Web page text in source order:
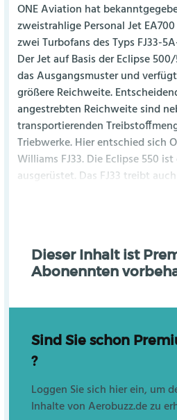
ONE Aviation hat
zweistrahlige Personal Jet
zwei Turbofans des Typs FJ33-
Der Jet auf Basis der Eclipse
das Ausgangsmuster und
größere Reichweite.
angestrebten Reichweite sind
transportierenden
Triebwerke. Hier entschied sich
Williams FJ33. Die Eclipse 550
ausgerüstet. Das FJ33 treibt auch
Dieser Inhalt ist
Abonennten
Sind Sie schon
?
Loggen Sie sich hier ein, um
Inhalte von Aerobuzz.de zu